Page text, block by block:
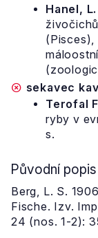
Hanel,
sekavec
Terofal
ryby v
s.
Původní popis
Berg, L. S.
Fische. Izv.
24 (nos. 1-2):